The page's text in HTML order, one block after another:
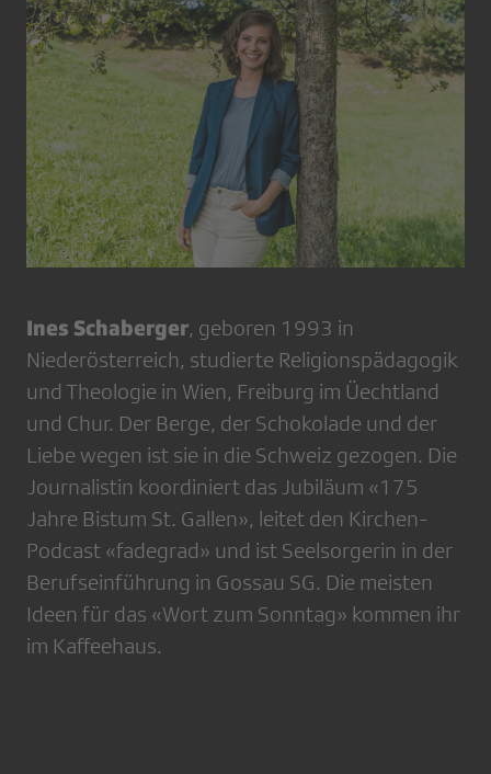
Ines Schaberger, geboren 1993 in
Niederösterreich, studierte Religionspädagogik
und Theologie in Wien, Freiburg im Üechtland
und Chur. Der Berge, der Schokolade und der
Liebe wegen ist sie in die Schweiz gezogen. Die
Journalistin koordiniert das Jubiläum «175
Jahre Bistum St. Gallen», leitet den Kirchen-
Podcast «fadegrad» und ist Seelsorgerin in der
Berufseinführung in Gossau SG. Die meisten
Ideen für das «Wort zum Sonntag» kommen ihr
im Kaffeehaus.